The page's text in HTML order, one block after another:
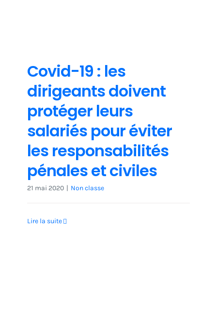
Covid-19 : les
dirigeants doivent
protéger leurs
salariés pour éviter
les responsabilités
pénales et civiles
21 mai 2020 | Non classe
Lire la suite